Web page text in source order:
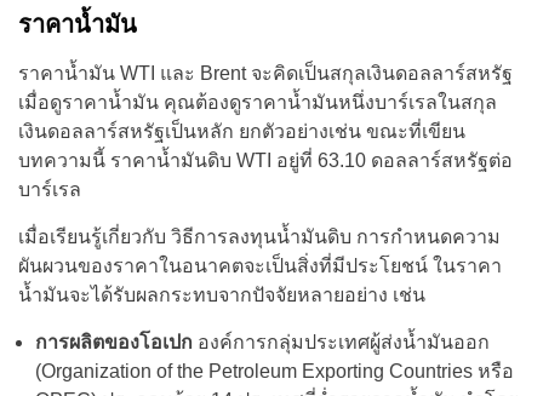
ราคาน้ำมัน
ราคาน้ำมัน WTI และ Brent จะคิดเป็นสกุลเงินดอลลาร์สหรัฐ
เมื่อดูราคาน้ำมัน คุณต้องดูราคาน้ำมันหนึ่งบาร์เรลในสกุล
เงินดอลลาร์สหรัฐเป็นหลัก ยกตัวอย่างเช่น ขณะที่เขียน
บทความนี้ ราคาน้ำมันดิบ WTI อยู่ที่ 63.10 ดอลลาร์สหรัฐต่อ
บาร์เรล
เมื่อเรียนรู้เกี่ยวกับ วิธีการลงทุนน้ำมันดิบ การกำหนดความ
ผันผวนของราคาในอนาคตจะเป็นสิ่งที่มีประโยชน์ ในราคา
น้ำมันจะได้รับผลกระทบจากปัจจัยหลายอย่าง เช่น
การผลิตของโอเปก องค์การกลุ่มประเทศผู้ส่งน้ำมันออก
(Organization of the Petroleum Exporting Countries หรือ